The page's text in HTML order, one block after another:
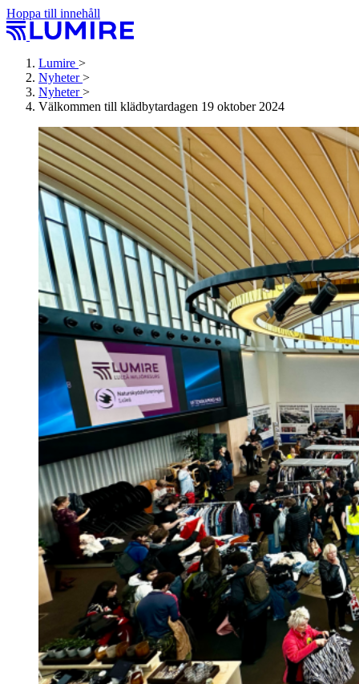
Hoppa till innehåll
Lumire >
Nyheter >
Nyheter >
Välkommen till klädbytardagen 19 oktober 2024